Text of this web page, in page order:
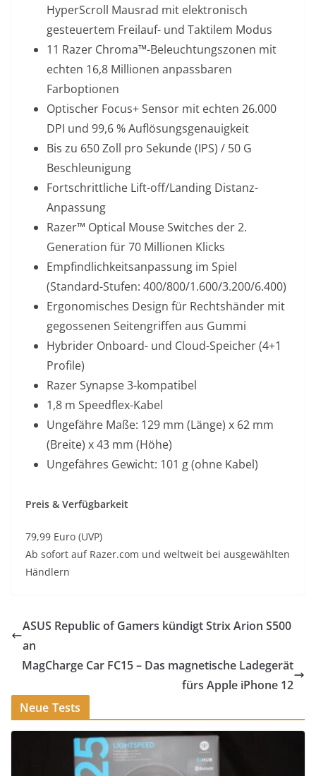
HyperScroll Mausrad mit elektronisch
gesteuertem Freilauf- und Taktilem Modus
11 Razer Chroma™-Beleuchtungszonen mit
echten 16,8 Millionen anpassbaren
Farboptionen
Optischer Focus+ Sensor mit echten 26.000
DPI und 99,6 % Auflösungsgenauigkeit
Bis zu 650 Zoll pro Sekunde (IPS) / 50 G
Beschleunigung
Fortschrittliche Lift-off/Landing Distanz-
Anpassung
Razer™ Optical Mouse Switches der 2.
Generation für 70 Millionen Klicks
Empfindlichkeitsanpassung im Spiel
(Standard-Stufen: 400/800/1.600/3.200/6.400)
Ergonomisches Design für Rechtshänder mit
gegossenen Seitengriffen aus Gummi
Hybrider Onboard- und Cloud-Speicher (4+1
Profile)
Razer Synapse 3-kompatibel
1,8 m Speedflex-Kabel
Ungefähre Maße: 129 mm (Länge) x 62 mm
(Breite) x 43 mm (Höhe)
Ungefähres Gewicht: 101 g (ohne Kabel)
Preis & Verfügbarkeit
79,99 Euro (UVP)
Ab sofort auf Razer.com und weltweit bei ausgewählten
Händlern
ASUS Republic of Gamers kündigt Strix Arion S500
an
MagCharge Car FC15 – Das magnetische Ladegerät
fürs Apple iPhone 12
Neue Tests